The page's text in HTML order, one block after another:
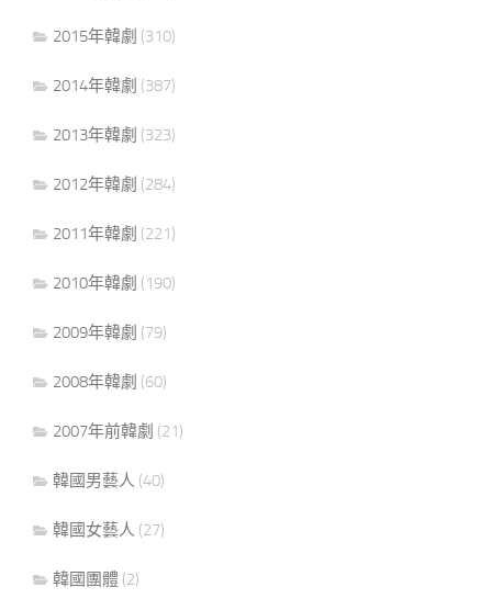
2015年韓劇 (310)
2014年韓劇 (387)
2013年韓劇 (323)
2012年韓劇 (284)
2011年韓劇 (221)
2010年韓劇 (190)
2009年韓劇 (79)
2008年韓劇 (60)
2007年前韓劇 (21)
韓國男藝人 (40)
韓國女藝人 (27)
韓國團體 (2)